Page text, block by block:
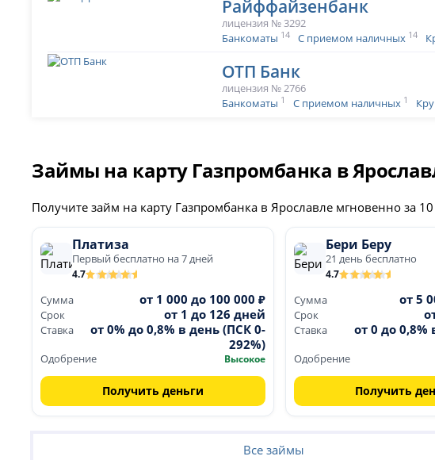
Райффайзенбанк
лицензия № 3292
Банкоматы 14 С приемом наличных 14
ОТП Банк
лицензия № 2766
Банкоматы 1 С приемом наличных 1
Займы на карту Газпромбанка в
Получите займ на карту Газпромбанка в Ярославле мгновенно
Платиза
Первый бесплатно на 7 дней
4.7
Сумма от 1 000 до 100 000 ₽
Срок от 1 до 126 дней
Ставка
от 0% до 0,8% в день (ПСК 0-
292%)
Одобрение Высокое
Получить деньги
Бери Беру
21 день бесплатно
4.7
Сумма от 5
Срок
Ставка
от 0 до 0,8%
Одобрение
Получить
Все займы